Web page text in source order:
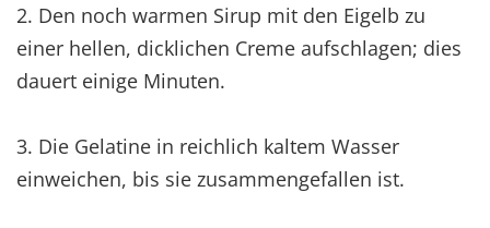
2. Den noch warmen Sirup mit den Eigelb zu
einer hellen, dicklichen Creme aufschlagen; dies
dauert einige Minuten.
3. Die Gelatine in reichlich kaltem Wasser
einweichen, bis sie zusammengefallen ist.